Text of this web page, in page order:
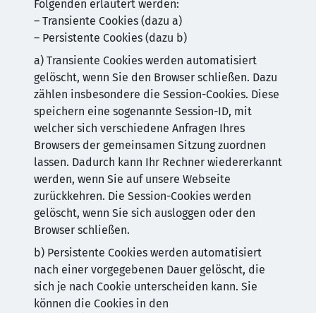
Folgenden erläutert werden:
– Transiente Cookies (dazu a)
– Persistente Cookies (dazu b)
a) Transiente Cookies werden automatisiert
gelöscht, wenn Sie den Browser schließen. Dazu
zählen insbesondere die Session-Cookies. Diese
speichern eine sogenannte Session-ID, mit
welcher sich verschiedene Anfragen Ihres
Browsers der gemeinsamen Sitzung zuordnen
lassen. Dadurch kann Ihr Rechner wiedererkannt
werden, wenn Sie auf unsere Webseite
zurückkehren. Die Session-Cookies werden
gelöscht, wenn Sie sich ausloggen oder den
Browser schließen.
b) Persistente Cookies werden automatisiert
nach einer vorgegebenen Dauer gelöscht, die
sich je nach Cookie unterscheiden kann. Sie
können die Cookies in den